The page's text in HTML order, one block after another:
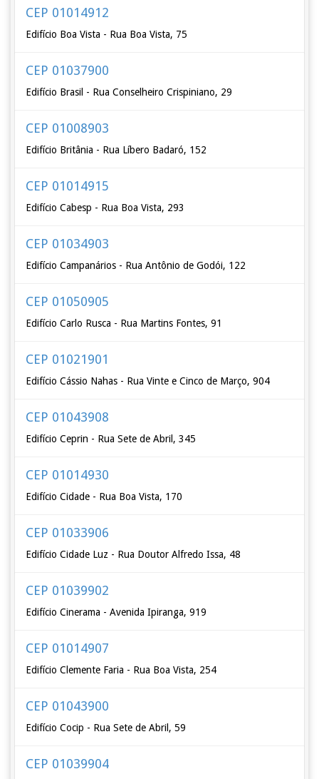
CEP 01014912
Edifício Boa Vista - Rua Boa Vista, 75
CEP 01037900
Edifício Brasil - Rua Conselheiro Crispiniano, 29
CEP 01008903
Edifício Britânia - Rua Líbero Badaró, 152
CEP 01014915
Edifício Cabesp - Rua Boa Vista, 293
CEP 01034903
Edifício Campanários - Rua Antônio de Godói, 122
CEP 01050905
Edifício Carlo Rusca - Rua Martins Fontes, 91
CEP 01021901
Edifício Cássio Nahas - Rua Vinte e Cinco de Março, 904
CEP 01043908
Edifício Ceprin - Rua Sete de Abril, 345
CEP 01014930
Edifício Cidade - Rua Boa Vista, 170
CEP 01033906
Edifício Cidade Luz - Rua Doutor Alfredo Issa, 48
CEP 01039902
Edifício Cinerama - Avenida Ipiranga, 919
CEP 01014907
Edifício Clemente Faria - Rua Boa Vista, 254
CEP 01043900
Edifício Cocip - Rua Sete de Abril, 59
CEP 01039904